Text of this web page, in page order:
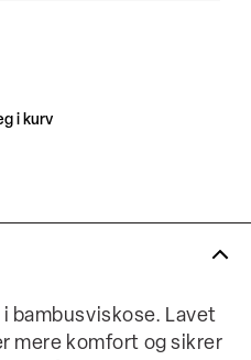
i kurv
bambusviskose. Lavet
mere komfort og sikrer